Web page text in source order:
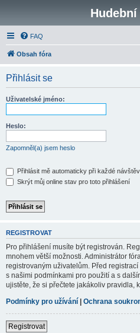
FAQ
Obsah fóra
Přihlásit se
Uživatelské jméno:
Heslo:
Zapomněl(a) jsem heslo
Přihlásit mě automaticky při každé
Skrýt můj online stav pro toto přihlášení
REGISTROVAT
Pro přihlášení musíte být registrován.
mnohem větší možnosti. Administrátor
registrovaným uživatelům. Před
s našimi podmínkami pro použití a s
ujistěte, že si přečtete jakákoliv pravidla,
Podmínky pro užívání | Ochrana
Registrovat